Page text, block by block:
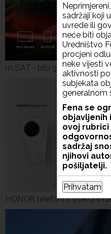
sadržaji koji
uvrede ili
neće biti
Uredništvo
procjeni
neke vijesti
aktivnosti
subjekata
generalnom
Fena se
objavljenih
ovoj rubrici
sadržaj
njihovi
pošiljatelji.
Prihvatam
m:SAT - bilo gdje u BiH
HONOR telefoni s